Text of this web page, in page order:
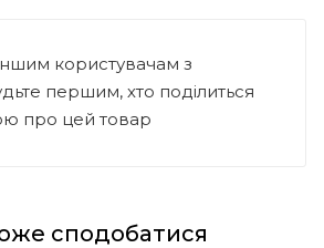
користувачам з
першим, хто поділиться
про цей товар
сподобатися